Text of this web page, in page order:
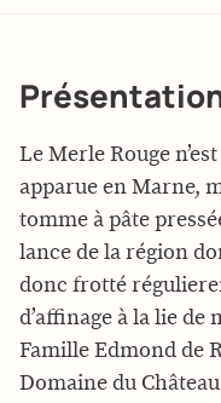
Le Merle Rouge
apparue en Marne,
tomme à pâte
lance de la région
donc frotté
d’affinage à la lie de
Famille Edmond de
Domaine du